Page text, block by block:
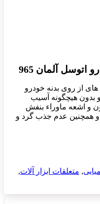
آلمان 965
از روی بدنه خودرو
بدون هیچگونه آسیب
و اشعه ماوراء بنفش
همچنین عدم جذب گرد و
, متعلقات ابزار آلات,